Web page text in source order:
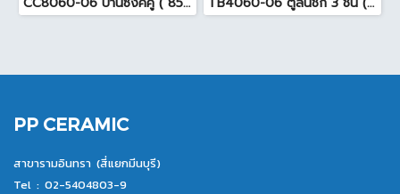
PP CERAMIC
สาขารามอินทรา (สี่แยกมีนบุรี)
Tel : 02-5404803-9